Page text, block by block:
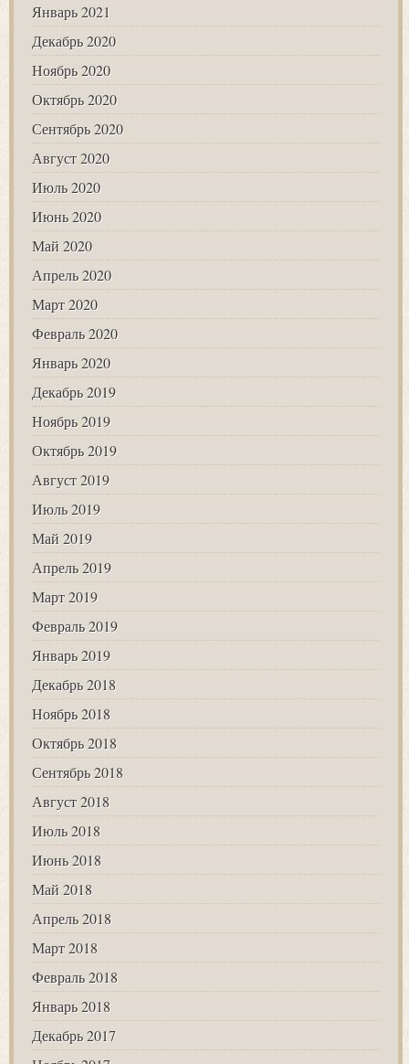
Январь 2021
Декабрь 2020
Ноябрь 2020
Октябрь 2020
Сентябрь 2020
Август 2020
Июль 2020
Июнь 2020
Май 2020
Апрель 2020
Март 2020
Февраль 2020
Январь 2020
Декабрь 2019
Ноябрь 2019
Октябрь 2019
Август 2019
Июль 2019
Май 2019
Апрель 2019
Март 2019
Февраль 2019
Январь 2019
Декабрь 2018
Ноябрь 2018
Октябрь 2018
Сентябрь 2018
Август 2018
Июль 2018
Июнь 2018
Май 2018
Апрель 2018
Март 2018
Февраль 2018
Январь 2018
Декабрь 2017